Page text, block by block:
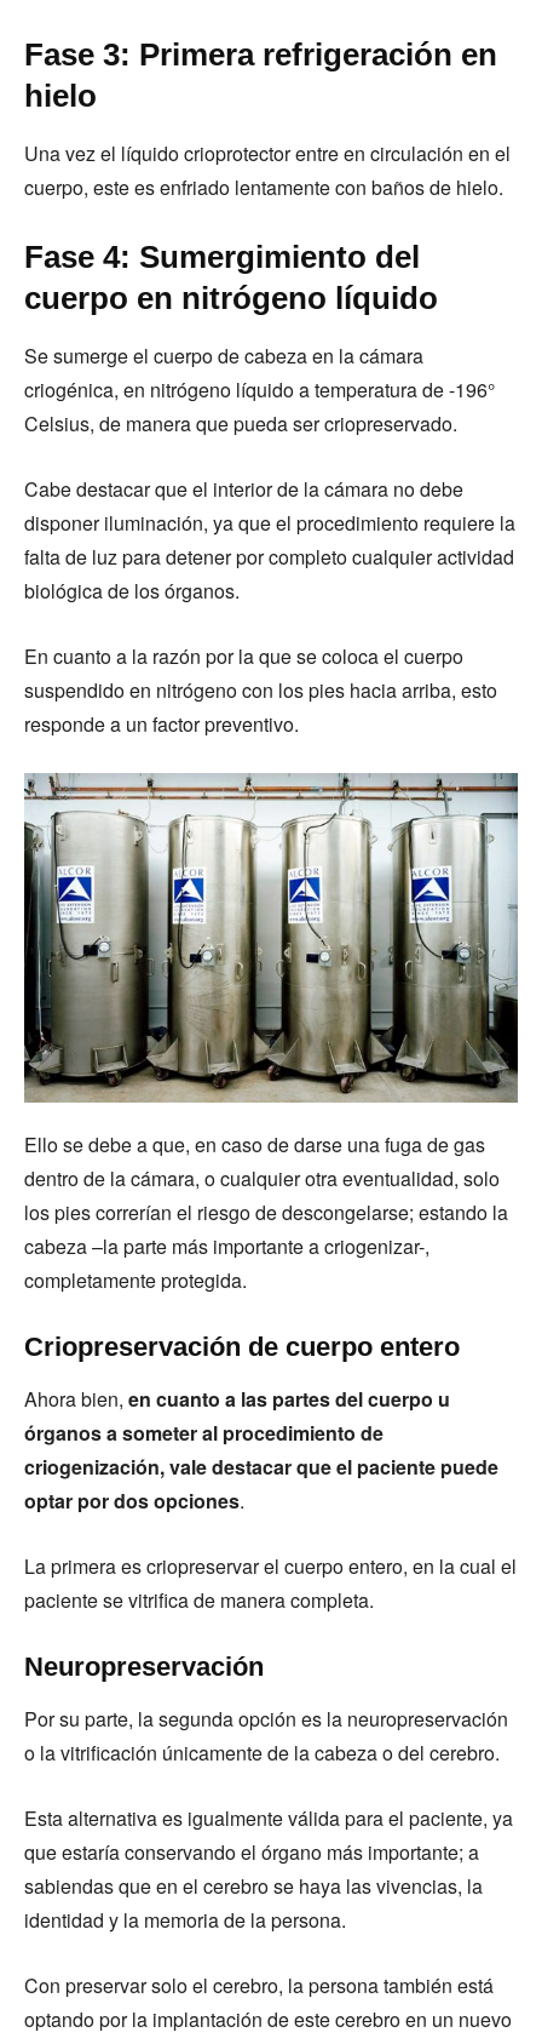
Fase 3: Primera refrigeración en
hielo
Una vez el líquido crioprotector entre en circulación en el
cuerpo, este es enfriado lentamente con baños de hielo.
Fase 4: Sumergimiento del
cuerpo en nitrógeno líquido
Se sumerge el cuerpo de cabeza en la cámara
criogénica, en nitrógeno líquido a temperatura de -196°
Celsius, de manera que pueda ser criopreservado.
Cabe destacar que el interior de la cámara no debe
disponer iluminación, ya que el procedimiento requiere la
falta de luz para detener por completo cualquier actividad
biológica de los órganos.
En cuanto a la razón por la que se coloca el cuerpo
suspendido en nitrógeno con los pies hacia arriba, esto
responde a un factor preventivo.
Ello se debe a que, en caso de darse una fuga de gas
dentro de la cámara, o cualquier otra eventualidad, solo
los pies correrían el riesgo de descongelarse; estando la
cabeza –la parte más importante a criogenizar-,
completamente protegida.
Criopreservación de cuerpo entero
Ahora bien, en cuanto a las partes del cuerpo u
órganos a someter al procedimiento de
criogenización, vale destacar que el paciente puede
optar por dos opciones.
La primera es criopreservar el cuerpo entero, en la cual el
paciente se vitrifica de manera completa.
Neuropreservación
Por su parte, la segunda opción es la neuropreservación
o la vitrificación únicamente de la cabeza o del cerebro.
Esta alternativa es igualmente válida para el paciente, ya
que estaría conservando el órgano más importante; a
sabiendas que en el cerebro se haya las vivencias, la
identidad y la memoria de la persona.
Con preservar solo el cerebro, la persona también está
optando por la implantación de este cerebro en un nuevo